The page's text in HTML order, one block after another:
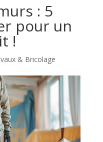
: 5
pour un
!
& Bricolage